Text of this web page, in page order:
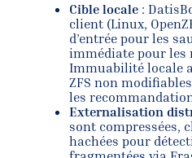
Cible locale:
client (Linux,
d’entrée pour les
immédiate pour les
Immuabilité locale
ZFS non
les
Externalisation
sont compressées,
hachées pour